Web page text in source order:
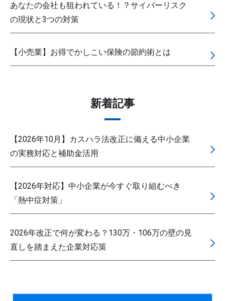
あなたの会社も狙われている！？サイバーリスク
の現状と3つの対策
【小売業】お得でかしこい保険の節約術とは
新着記事
【2026年10月】カスハラ法改正に備える中小企業
の実務対応と補助金活用
【2026年対応】中小企業が今すぐ取り組むべき
「熱中症対策」
2026年改正で何が変わる？130万・106万の壁の見
直しを踏まえた企業対応策